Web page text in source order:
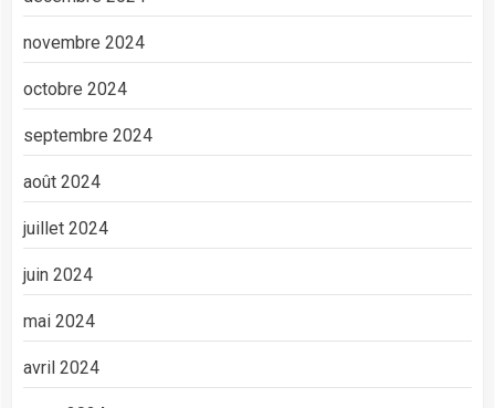
novembre 2024
octobre 2024
septembre 2024
août 2024
juillet 2024
juin 2024
mai 2024
avril 2024